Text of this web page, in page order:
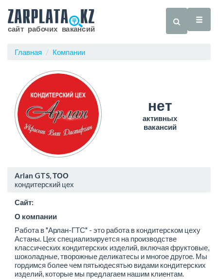
Главная Компании
нет
активных
вакансий
Arlan GTS, ТОО
кондитерский цех
Сайт:
О компании
Работа в "Арлан-ГТС" - это работа в кондитерском цеху
Астаны. Цех специализируется на производстве
классических кондитерских изделий, включая фруктовые,
шоколадные, творожные деликатесы и многое другое. Мы
гордимся более чем пятьюдесятью видами кондитерских
изделий, которые мы предлагаем нашим клиентам.